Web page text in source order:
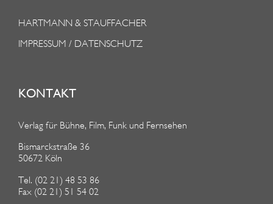
HARTMANN & STAUFFACHER
IMPRESSUM / DATENSCHUTZ
KONTAKT
Verlag für Bühne, Film, Funk und Fernsehen
Bismarckstraße 36
50672 Köln
Tel. (02 21) 48 53 86
Fax (02 21) 51 54 02